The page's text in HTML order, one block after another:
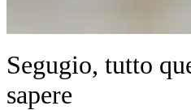
Segugio, tutto
sapere